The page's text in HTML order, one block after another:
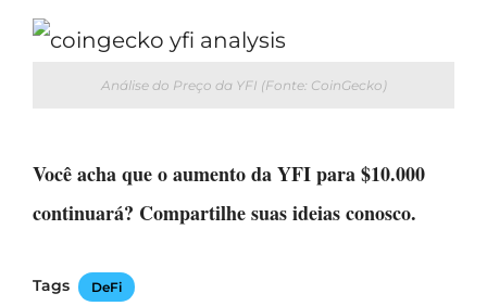
Análise do Preço da YFI (Fonte: CoinGecko)
Você acha que o aumento da YFI para $10.000
continuará? Compartilhe suas ideias conosco.
Tags DeFi